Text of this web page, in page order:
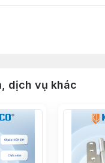
dịch vụ khác